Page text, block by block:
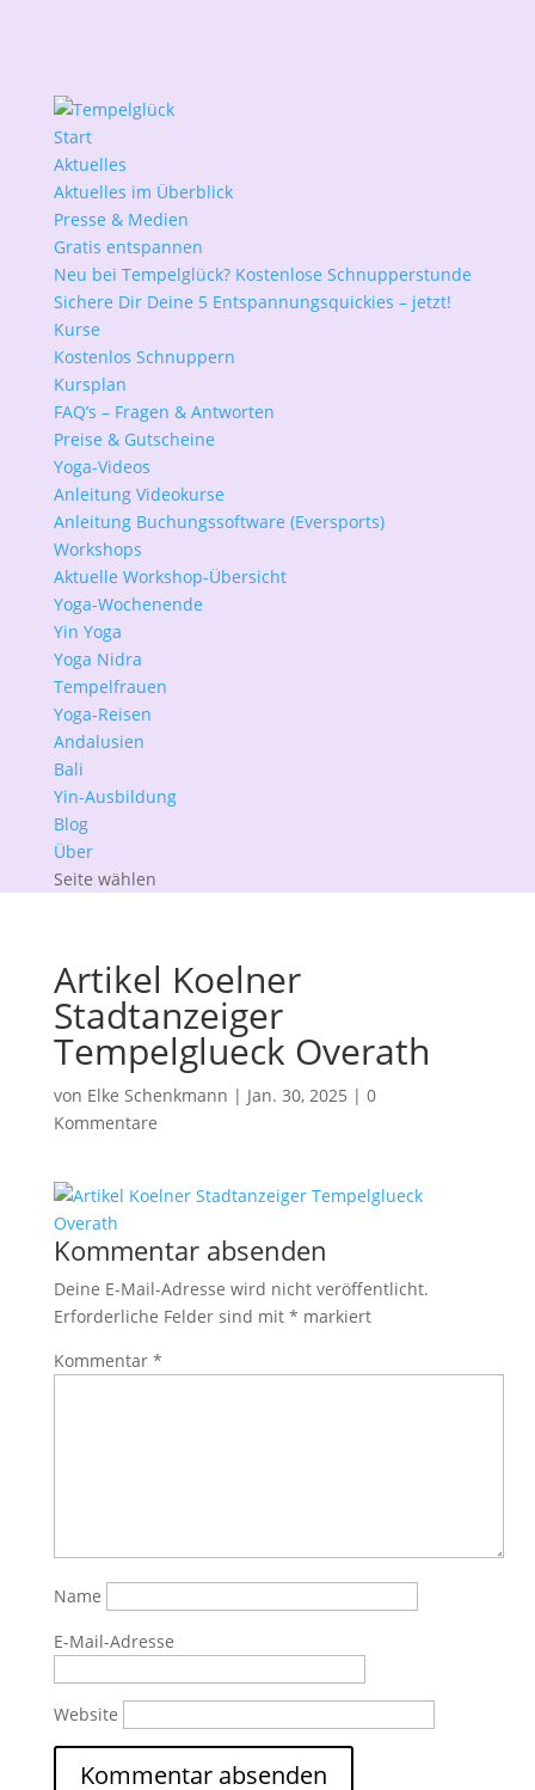
Start
Aktuelles
Aktuelles im Überblick
Presse & Medien
Gratis entspannen
Neu bei Tempelglück? Kostenlose Schnupperstunde
Sichere Dir Deine 5 Entspannungsquickies – jetzt!
Kurse
Kostenlos Schnuppern
Kursplan
FAQ’s – Fragen & Antworten
Preise & Gutscheine
Yoga-Videos
Anleitung Videokurse
Anleitung Buchungssoftware (Eversports)
Workshops
Aktuelle Workshop-Übersicht
Yoga-Wochenende
Yin Yoga
Yoga Nidra
Tempelfrauen
Yoga-Reisen
Andalusien
Bali
Yin-Ausbildung
Blog
Über
Seite wählen
Artikel Koelner
Stadtanzeiger
Tempelglueck Overath
von Elke Schenkmann | Jan. 30, 2025 | 0
Kommentare
Kommentar absenden
Deine E-Mail-Adresse wird nicht veröffentlicht.
Erforderliche Felder sind mit * markiert
Kommentar *
Name
E-Mail-Adresse
Website